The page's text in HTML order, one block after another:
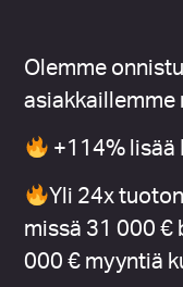
Olemme
asiakkaillemme
+114% lisää
Yli 24x
missä 31 000 €
000 € myyntiä